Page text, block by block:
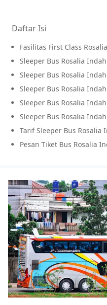
Daftar Isi
Fasilitas First Class
Sleeper Bus Rosalia Indah
Sleeper Bus Rosalia
Sleeper Bus Rosalia
Sleeper Bus Rosalia
Sleeper Bus Rosalia
Tarif Sleeper Bus Rosalia
Pesan Tiket Bus Rosalia